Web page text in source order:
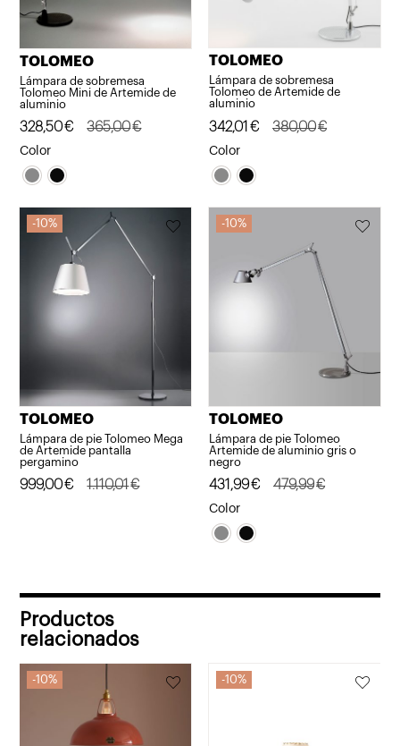
TOLOMEO
Lámpara de sobremesa
Tolomeo Mini de Artemide de
aluminio
365,00€
El
precio
original
365,00€.
328,50€
El
precio
actual
328,50€.
Color
TOLOMEO
Lámpara de sobremesa
Tolomeo de Artemide de
aluminio
380,00€
El
precio
original
380,00€.
342,01 €
El
precio
actual
342,01€.
Color
10%
TOLOMEO
Lámpara de pie Tolomeo Mega
de Artemide pantalla
pergamino
1.110,01€
El
999,00€
El
10%
TOLOMEO
Lámpara de pie Tolomeo
Artemide de aluminio gris o
negro
479,99€
El
precio
original
431,99€
El
precio
actual
Color
Productos
relacionados
10% 10%